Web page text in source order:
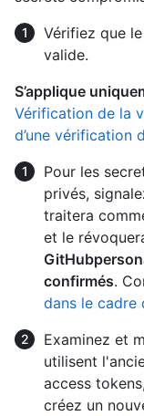
Vérifiez que
valide.
S’applique
Vérification de la
d’une vérification
Pour les
privés,
traitera
et le
confirmés.
dans le cadre
Examinez et
utilisent
access
créez un